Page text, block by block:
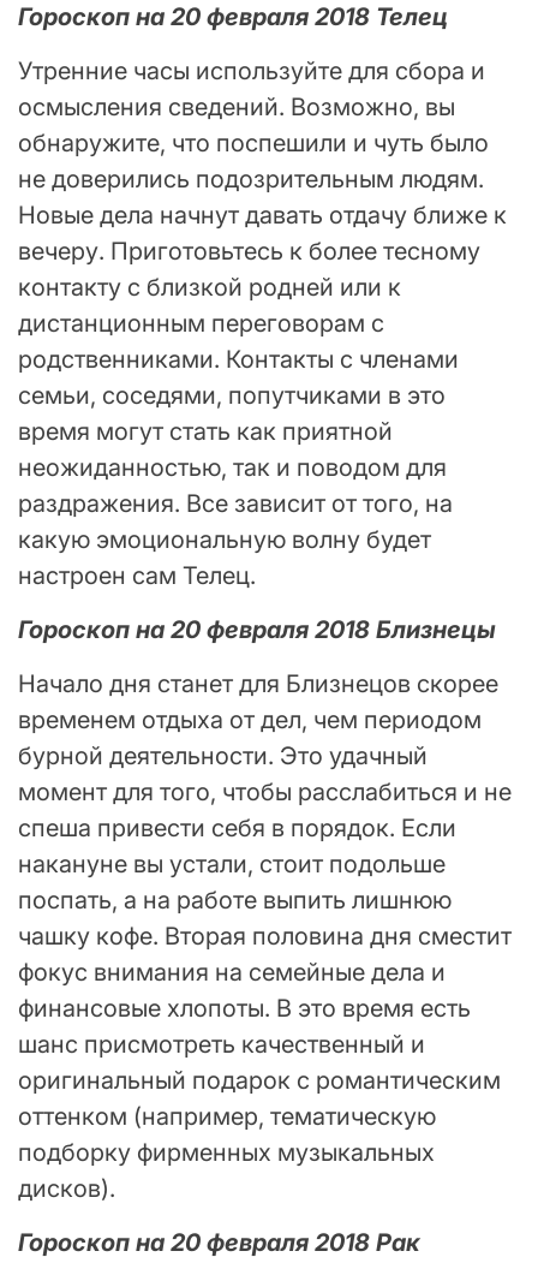
Гороскоп на 20 февраля 2018 Телец
Утренние часы используйте для сбора и
осмысления сведений. Возможно, вы
обнаружите, что поспешили и чуть было
не доверились подозрительным людям.
Новые дела начнут давать отдачу ближе к
вечеру. Приготовьтесь к более тесному
контакту с близкой родней или к
дистанционным переговорам с
родственниками. Контакты с членами
семьи, соседями, попутчиками в это
время могут стать как приятной
неожиданностью, так и поводом для
раздражения. Все зависит от того, на
какую эмоциональную волну будет
настроен сам Телец.
Гороскоп на 20 февраля 2018 Близнецы
Начало дня станет для Близнецов скорее
временем отдыха от дел, чем периодом
бурной деятельности. Это удачный
момент для того, чтобы расслабиться и не
спеша привести себя в порядок. Если
накануне вы устали, стоит подольше
поспать, а на работе выпить лишнюю
чашку кофе. Вторая половина дня сместит
фокус внимания на семейные дела и
финансовые хлопоты. В это время есть
шанс присмотреть качественный и
оригинальный подарок с романтическим
оттенком (например, тематическую
подборку фирменных музыкальных
дисков).
Гороскоп на 20 февраля 2018 Рак